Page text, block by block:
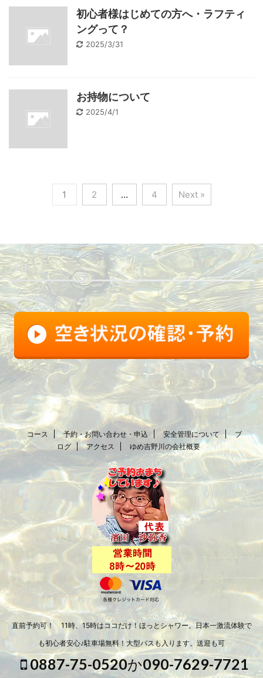
初心者様はじめての方へ・ラフティ
ングって？
2025/3/31
お持物について
2025/4/1
1 2 … 4 Next »
FB
コース 予約・お問い合わせ・申込 安全管理について
ブ
ログ
アクセス ゆめ吉野川の会社概要
直前予約可！ 11時、15時はココだけ！ほっとシャワー。日本一激流体験で
も初心者安心♪駐車場無料！大型バスも入ります。送迎も可
0887-75-0520か090-7629-7721